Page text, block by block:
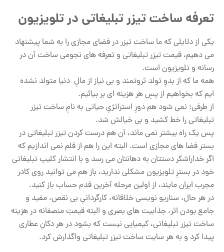
تعرفه ساخت تیزر تبلیغاتی در تلویزیون
یکی از دلایلی که ما ساخت تیزر در فضای مجازی را به شما پیشنهاد
می دهیم، قیمت تیزر تبلیغاتی و تعرفه های نجومی ساخت آن در
رسانه و تلویزیون است.
همه ما که از بدوِ تولد ثروتمند و بی نیاز از مالِ دنیا متولد نشده
ایم که بخواهیم از پسِ هر هزینه ای بر بیائیم.
از طرفی؛ نمی شود هم دورِ استراتژیِ حیاتی به نامِ ساخت تیزر
تبلیغاتی را خط کشید و بی خیالش شد.
پس یک راه بیشتر نمی ماند، آن هم درست کردن تیزر تبلیغاتی در
بستر فضا های مجازی است. البته این را هم از قلم نمی اندازیم که
اگر خداراشکر دستتان به دهانتان می رسد و با انتشار کلیپ تبلیغاتی
خود در بسترِ تلویزیون مشکلی ندارید، باز هم می توانید روی کادر
مجرب ایران مایند، از اولین مرحله آخرین قدم حساب باز کنید.
در هر حال، سناریو نویسی خلاقانه، کارگردانیِ بی نقص، مفید و
جامع بودن اثر، جذابیت های بصری و البته قیمتِ منصفانه در هزینه
ساخت تیزر تبلیغاتی، کیمیایی نیست که بشود در هر دکانِ عطاری
پیدا کرد و به هر سایت ساخت تیزر تبلیغاتی واگذارش کرد.